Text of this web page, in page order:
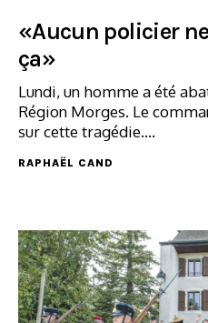
«Aucun policier
ça»
Lundi, un homme a été
Région Morges. Le
sur cette tragédie....
RAPHAËL CAND